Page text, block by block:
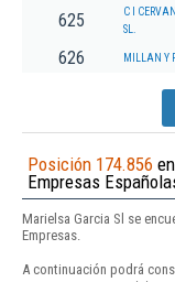
625
C I
SL.
626 MILLAN Y
Posición 174.856
Empresas
Marielsa Garcia Sl se
Empresas.
A continuación podrá